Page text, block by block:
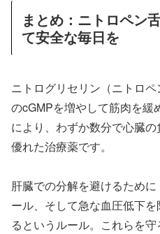
まとめ：ニトロペン
て安全な毎日を
ニトログリセリン（ニトロ
のcGMPを増やして筋肉を緩
により、わずか数分で心臓
優れた治療薬です。
肝臓での分解を避けるため
ール、そして急な血圧低下
るというルール。これらを